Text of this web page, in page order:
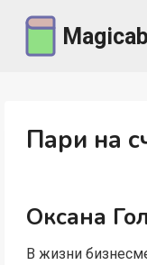
содержимому
Пари на
Оксана
В жизни